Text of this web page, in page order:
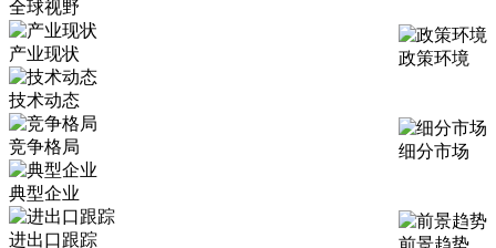
全球视野
政策环境
产业现状
技术动态
细分市场
竞争格局
典型企业
前景趋势
进出口跟踪